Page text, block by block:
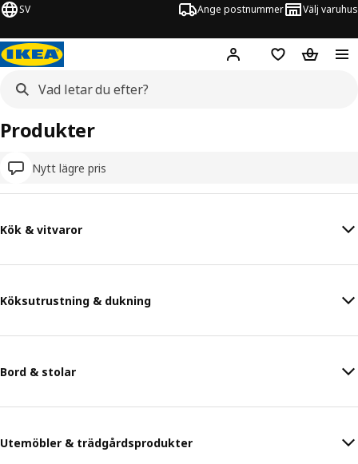
SV Ange postnummer Välj varuhus
Hej! Logga inInköpslistaVarukorg
Nytt lägre pris
Produkter
Kök & vitvaror
Köksutrustning & dukning
Bord & stolar
Utemöbler & trädgårdsprodukter